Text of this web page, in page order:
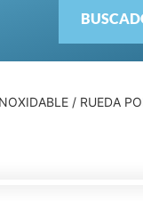
/ RUEDA